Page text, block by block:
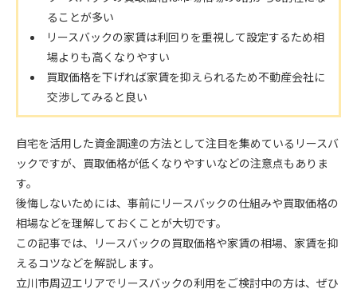
ることが多い
リースバックの家賃は利回りを重視して設定するため相
場よりも高くなりやすい
買取価格を下げれば家賃を抑えられるため不動産会社に
交渉してみると良い
自宅を活用した資金調達の方法として注目を集めているリースバ
ックですが、買取価格が低くなりやすいなどの注意点もありま
す。
後悔しないためには、事前にリースバックの仕組みや買取価格の
相場などを理解しておくことが大切です。
この記事では、リースバックの買取価格や家賃の相場、家賃を抑
えるコツなどを解説します。
立川市周辺エリアでリースバックの利用をご検討中の方は、ぜひ